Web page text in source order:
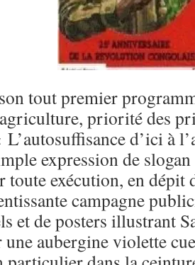
tout premier
priorité des
d’ici à
expression de
toute exécution, en dépit
campagne
et de posters illustrant
une aubergine violette